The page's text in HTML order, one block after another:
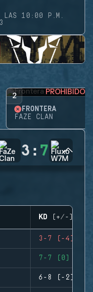
LAS 10:00 P.M.
2 PROHIBIDO
FRONTERA
FAZE CLAN
3 : 7
KD (+/-)
3-7 (-4)
7-7 (0)
6-8 (-2)